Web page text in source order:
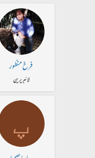
فرخ منظور
لائبریرین
پ